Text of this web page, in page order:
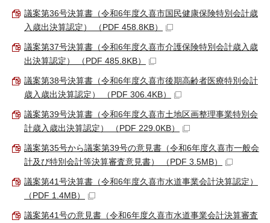
議案第36号決算書（令和6年度久喜市国民健康保険特別会計歳
入歳出決算認定） （PDF 458.8KB）
議案第37号決算書（令和6年度久喜市介護保険特別会計歳入歳
出決算認定） （PDF 485.8KB）
議案第38号決算書（令和6年度久喜市後期高齢者医療特別会計
歳入歳出決算認定） （PDF 306.4KB）
議案第39号決算書（令和6年度久喜市土地区画整理事業特別会
計歳入歳出決算認定） （PDF 229.0KB）
議案第35号から議案第39号の意見書（令和6年度久喜市一般会
計及び特別会計等決算審査意見書） （PDF 3.5MB）
議案第41号決算書（令和6年度久喜市水道事業会計決算認定）
（PDF 1.4MB）
議案第41号の意見書（令和6年度久喜市水道事業会計決算審査